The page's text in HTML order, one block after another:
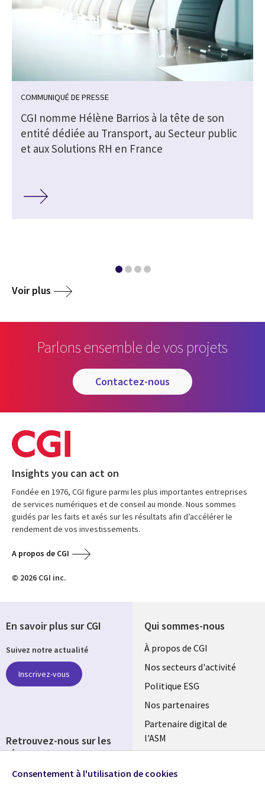
COMMUNIQUÉ DE PRESSE
CGI nomme Hélène Barrios à la tête de son
entité dédiée au Transport, au Secteur public
et aux Solutions RH en France
Voir plus
Parlons ensemble de vos projets
contactez-nous
Insights you can act on
Fondée en 1976, CGI figure parmi les plus importantes entreprises
de services numériques et de conseil au monde. Nous sommes
guidés par les faits et axés sur les résultats afin d’accélérer le
rendement de vos investissements.
A propos de CGI
© 2026 CGI inc.
Qui sommes-nous
Useful
links
FRANCE
À propos de CGI
Nos secteurs d'activité
Politique ESG
Nos partenaires
Partenaire digital de
l'ASM
Fusions
En savoir plus sur CGI
Suivez notre actualité
Inscrivez-vous
Retrouvez-nous sur les
réseaux
Social
Consentement à l'utilisation de cookies